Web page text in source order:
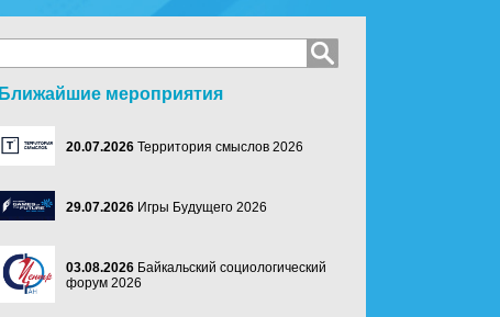
Ближайшие мероприятия
20.07.2026 Территория смыслов 2026
29.07.2026 Игры Будущего 2026
03.08.2026 Байкальский социологический
форум 2026